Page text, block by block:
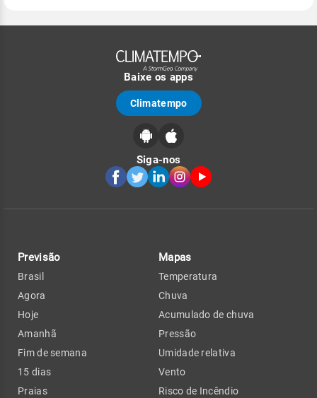
Baixe os apps
Climatempo
Siga-nos
Previsão
Brasil
Agora
Hoje
Amanhã
Fim de semana
15 dias
Praias
Mapas
Temperatura
Chuva
Acumulado de chuva
Pressão
Umidade relativa
Vento
Risco de Incêndio